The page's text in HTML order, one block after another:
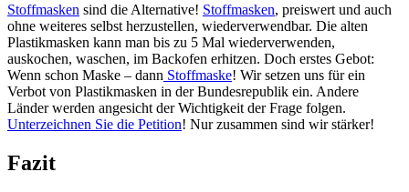
Stoffmasken sind die Alternative! Stoffmasken, preiswert und auch
ohne weiteres selbst herzustellen, wiederverwendbar. Die alten
Plastikmasken kann man bis zu 5 Mal wiederverwenden,
auskochen, waschen, im Backofen erhitzen. Doch erstes Gebot:
Wenn schon Maske – dann Stoffmaske! Wir setzen uns für ein
Verbot von Plastikmasken in der Bundesrepublik ein. Andere
Länder werden angesicht der Wichtigkeit der Frage folgen.
Unterzeichnen Sie die Petition! Nur zusammen sind wir stärker!
Fazit